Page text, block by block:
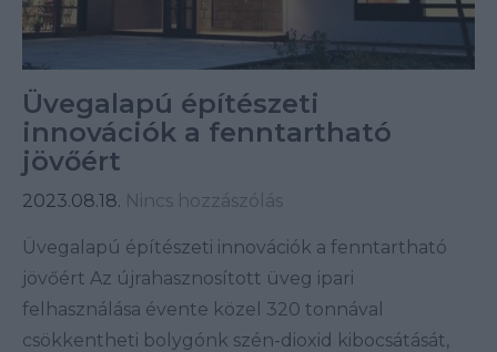
Üvegalapú építészeti
innovációk a fenntartható
jövőért
2023.08.18. Nincs hozzászólás
Üvegalapú építészeti innovációk a fenntartható
jövőért Az újrahasznosított üveg ipari
felhasználása évente közel 320 tonnával
csökkentheti bolygónk szén-dioxid kibocsátását,